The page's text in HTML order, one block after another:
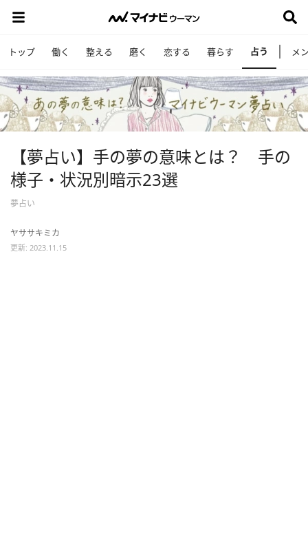
トップ 働く 整える 磨く 恋する 暮らす 占う メ
【夢占い】手の夢の意味とは？ 手の
様子・状況別暗示23選
夢占い
ヤササキミカ
更新: 2023.11.15